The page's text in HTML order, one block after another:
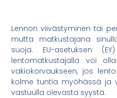
Lennon viivästyminen tai
mutta matkustajana
suoja. EU-asetuksen
lentomatkustajalla voi
vakiokorvaukseen, jos
kolme tuntia myöhässä ja
vastuulla olevasta syystä.